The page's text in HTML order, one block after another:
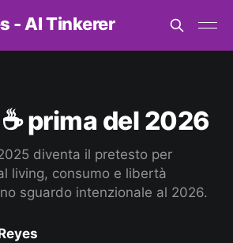
- AI Tinkerer
prima del 2026
diventa il pretesto per
living, consumo e libertà
sguardo intenzionale al 2026.